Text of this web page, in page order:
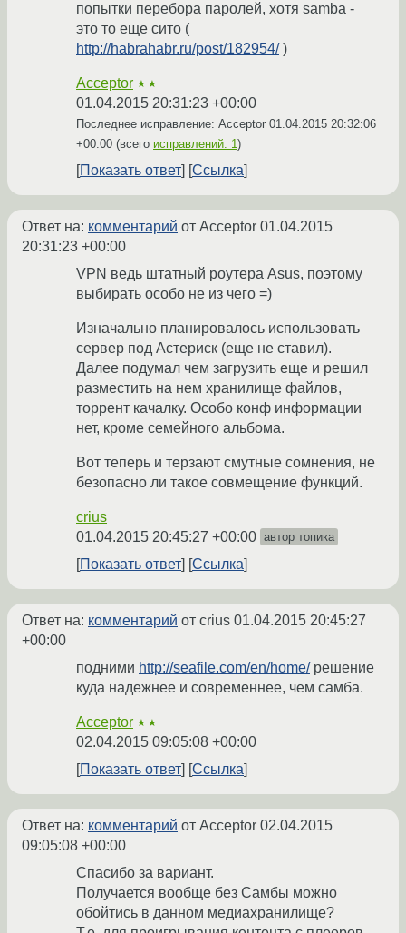
попытки перебора паролей, хотя samba -
это то еще сито (
http://habrahabr.ru/post/182954/)
Acceptor ★★
01.04.2015 20:31:23 +00:00
Последнее исправление: Acceptor 01.04.2015 20:32:06
+00:00 (всего исправлений: 1)
Показать ответ Ссылка
Ответ на: комментарий от Acceptor 01.04.2015
20:31:23 +00:00
VPN ведь штатный роутера Asus, поэтому
выбирать особо не из чего =)
Изначально планировалось использовать
сервер под Астериск (еще не ставил).
Далее подумал чем загрузить еще и решил
разместить на нем хранилище файлов,
торрент качалку. Особо конф информации
нет, кроме семейного альбома.
Вот теперь и терзают смутные сомнения, не
безопасно ли такое совмещение функций.
crius
01.04.2015 20:45:27 +00:00 автор топика
Показать ответ Ссылка
Ответ на: комментарий от crius 01.04.2015 20:45:27
+00:00
подними http://seafile.com/en/home/решение
куда надежнее и современнее, чем самба.
Acceptor ★★
02.04.2015 09:05:08 +00:00
Показать ответ
Ссылка
Ответ на: комментарий от Acceptor 02.04.2015
09:05:08 +00:00
Спасибо за вариант.
Получается вообще без Самбы можно
обойтись в данном медиахранилище?